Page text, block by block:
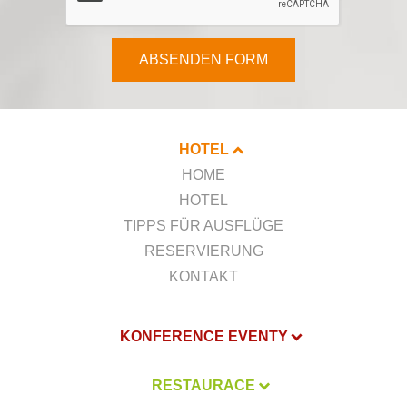
ABSENDEN FORM
HOTEL
HOME
HOTEL
TIPPS FÜR AUSFLÜGE
RESERVIERUNG
KONTAKT
KONFERENCE EVENTY
RESTAURACE